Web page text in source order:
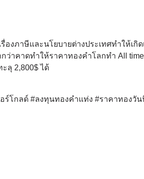
งภาษีและนโยบายต่างประเทศทำให้เกิ
าคาดทำให้ราคาทองคำโลกทำ All
ลุ 2,800$ ได้
อร์โกลด์ #ลงทุนทองคำแท่ง #ราคาทองวั